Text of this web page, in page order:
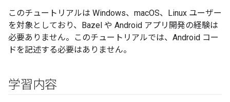
このチュートリアルは Windows、macOS、Linux ユーザー
を対象としており、Bazel や Android アプリ開発の経験は
必要ありません。このチュートリアルでは、Android コー
ドを記述する必要はありません。
学習内容